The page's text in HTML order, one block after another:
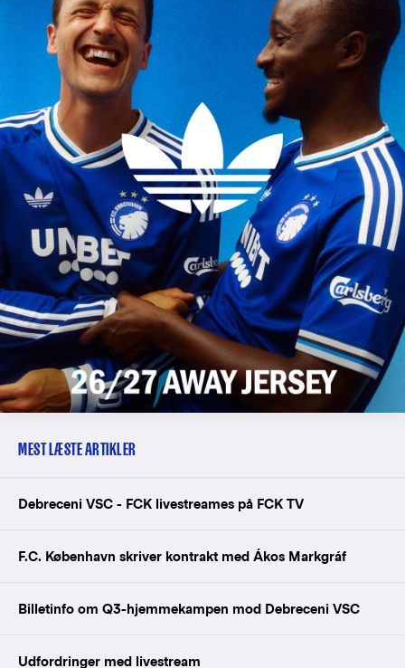
MEST LÆSTE ARTIKLER
Debreceni VSC - FCK livestreames på FCK TV
F.C. København skriver kontrakt med Ákos Markgráf
Billetinfo om Q3-hjemmekampen mod Debreceni VSC
Udfordringer med livestream